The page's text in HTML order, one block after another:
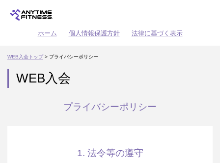
ホーム 個人情報保護方針 法律に基づく表示
WEB入会トップ> プライバシーポリシー
WEB入会
プライバシーポリシー
1. 法令等の遵守